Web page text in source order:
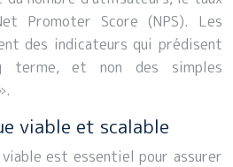
Promoter Score (NPS). Les
des indicateurs qui prédisent
terme, et non des simples
viable et scalable
viable est essentiel pour assurer